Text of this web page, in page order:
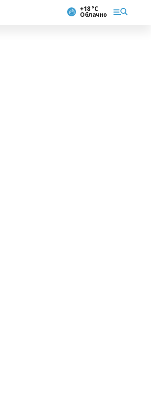
+18 °С
Облачно